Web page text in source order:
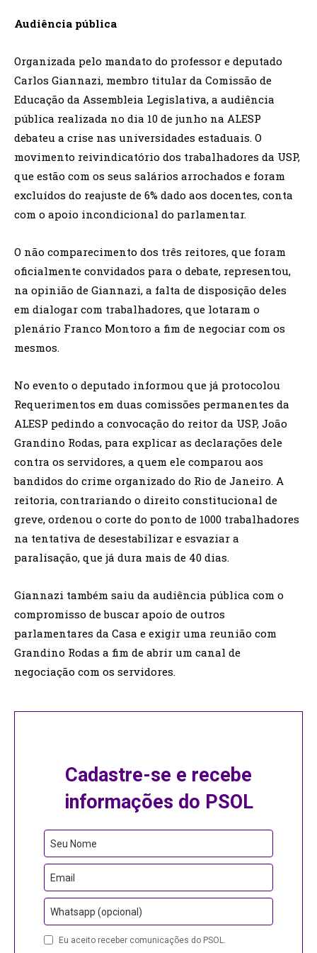
Audiência pública
Organizada pelo mandato do professor e deputado
Carlos Giannazi, membro titular da Comissão de
Educação da Assembleia Legislativa, a audiência
pública realizada no dia 10 de junho na ALESP
debateu a crise nas universidades estaduais. O
movimento reivindicatório dos trabalhadores da USP,
que estão com os seus salários arrochados e foram
excluídos do reajuste de 6% dado aos docentes, conta
com o apoio incondicional do parlamentar.
O não comparecimento dos três reitores, que foram
oficialmente convidados para o debate, representou,
na opinião de Giannazi, a falta de disposição deles
em dialogar com trabalhadores, que lotaram o
plenário Franco Montoro a fim de negociar com os
mesmos.
No evento o deputado informou que já protocolou
Requerimentos em duas comissões permanentes da
ALESP pedindo a convocação do reitor da USP, João
Grandino Rodas, para explicar as declarações dele
contra os servidores, a quem ele comparou aos
bandidos do crime organizado do Rio de Janeiro. A
reitoria, contrariando o direito constitucional de
greve, ordenou o corte do ponto de 1000 trabalhadores
na tentativa de desestabilizar e esvaziar a
paralisação, que já dura mais de 40 dias.
Giannazi também saiu da audiência pública com o
compromisso de buscar apoio de outros
parlamentares da Casa e exigir uma reunião com
Grandino Rodas a fim de abrir um canal de
negociação com os servidores.
Cadastre-se e recebe
informações do PSOL
Seu Nome
Email
Whatsapp (opcional)
Eu aceito receber comunicações do PSOL.